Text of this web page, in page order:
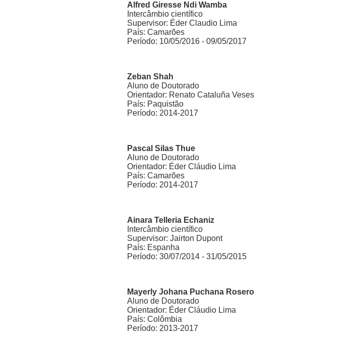
Alfred Giresse Ndi Wamba
Intercâmbio científico
Supervisor: Éder Claudio Lima
País: Camarões
Período: 10/05/2016 - 09/05/2017
Zeban Shah
Aluno de Doutorado
Orientador: Renato Cataluña Veses
País: Paquistão
Período: 2014-2017
Pascal Silas Thue
Aluno de Doutorado
Orientador: Éder Cláudio Lima
País: Camarões
Período: 2014-2017
Ainara Telleria Echaniz
Intercâmbio científico
Supervisor: Jairton Dupont
País: Espanha
Período: 30/07/2014 - 31/05/2015
Mayerly Johana Puchana Rosero
Aluno de Doutorado
Orientador: Éder Cláudio Lima
País: Colômbia
Período: 2013-2017